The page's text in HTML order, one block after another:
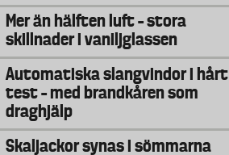
Mer än hälften luft – stora
skillnader i vaniljglassen
Automatiska slangvindor i hårt
test – med brandkåren som
draghjälp
Skaljackor synas i sömmarna